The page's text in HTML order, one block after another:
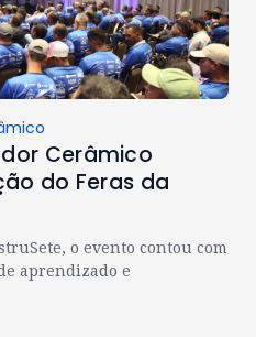
Cerâmico
do Feras da
o evento contou com
aprendizado e